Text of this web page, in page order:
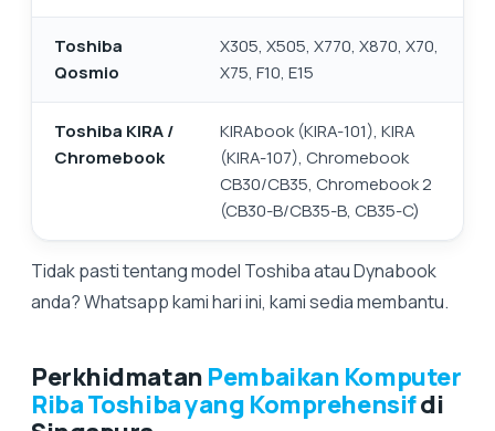
Toshiba
Qosmio
X305, X505, X770, X870, X70,
X75, F10, E15
Toshiba KIRA /
Chromebook
KIRAbook (KIRA-101), KIRA
(KIRA-107), Chromebook
CB30/CB35, Chromebook 2
(CB30-B/CB35-B, CB35-C)
Tidak pasti tentang model Toshiba atau Dynabook
anda? Whatsapp kami hari ini, kami sedia membantu.
Perkhidmatan Pembaikan Komputer
Riba Toshiba yang Komprehensifdi